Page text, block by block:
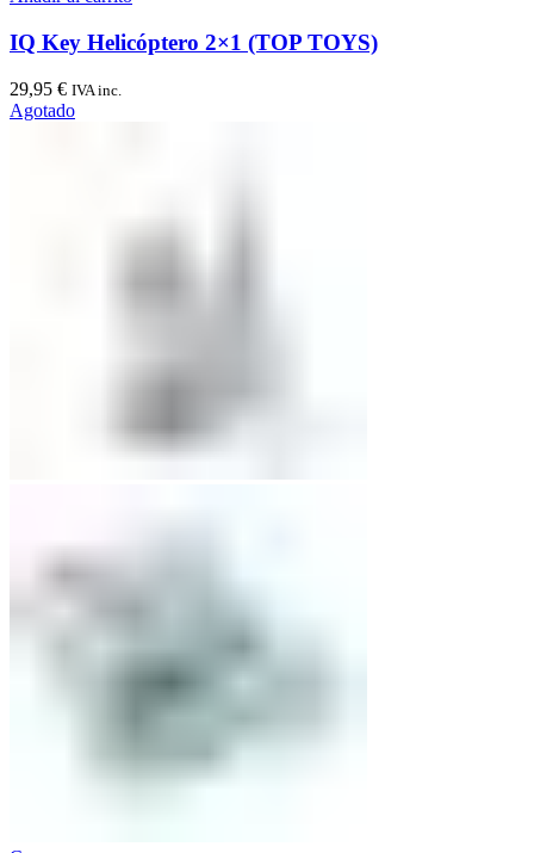
IQ Key Helicóptero 2×1 (TOP TOYS)
29,95 € IVA inc.
Agotado